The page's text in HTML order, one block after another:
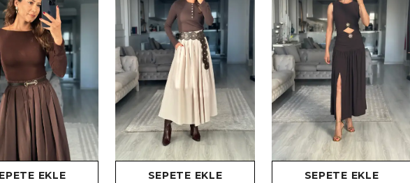
EKLE SEPETE EKLE SEPETE EKLE